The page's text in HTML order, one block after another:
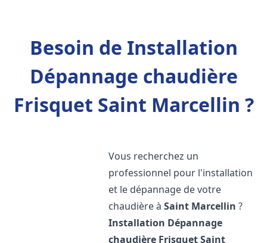
Besoin de Installation
Dépannage chaudière
Frisquet Saint Marcellin ?
Vous recherchez un
professionnel pour l'installation
et le dépannage de votre
chaudière àSaint Marcellin ?
Installation Dépannage
chaudière FrisquetSaint